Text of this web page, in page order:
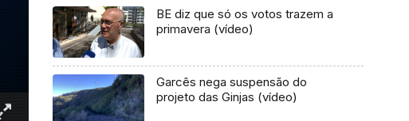
BE diz que só os votos trazem a
primavera (vídeo)
Garcês nega suspensão do
projeto das Ginjas (vídeo)